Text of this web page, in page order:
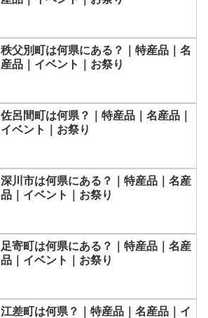
秩父別町は何県にある？｜特産品｜名
産品｜イベント｜お祭り
佐呂間町は何県？｜特産品｜名産品｜
イベント｜お祭り
深川市は何県にある？｜特産品｜名産
品｜イベント｜お祭り
足寄町は何県にある？｜特産品｜名産
品｜イベント｜お祭り
江差町は何県？｜特産品｜名産品｜イ